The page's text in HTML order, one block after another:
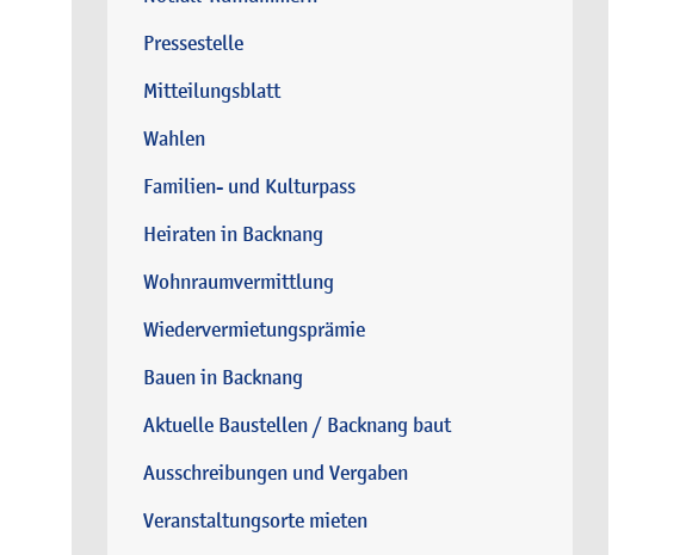
Pressestelle
Mitteilungsblatt
Wahlen
Familien- und Kulturpass
Heiraten in Backnang
Wohnraumvermittlung
Wiedervermietungsprämie
Bauen in Backnang
Aktuelle Baustellen / Backnang baut
Ausschreibungen und Vergaben
Veranstaltungsorte mieten